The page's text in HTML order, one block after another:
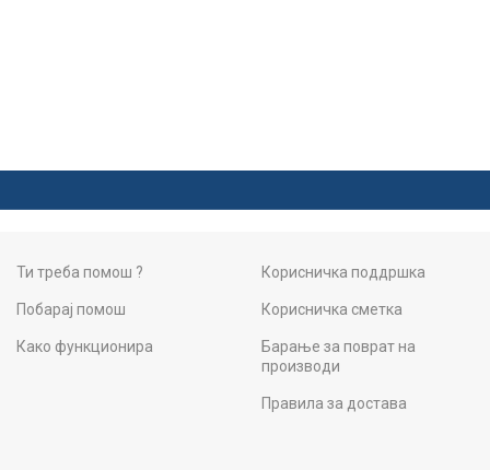
Ти треба помош ?
Побарај помош
Како функционира
Корисничка поддршка
Корисничка сметка
Барање за поврат на
производи
Правила за достава